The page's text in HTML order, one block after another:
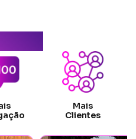
Mais
Clientes